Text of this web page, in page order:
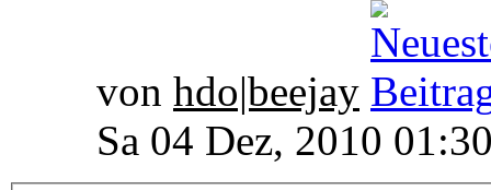
von hdo|beejay
Sa 04 Dez, 2010